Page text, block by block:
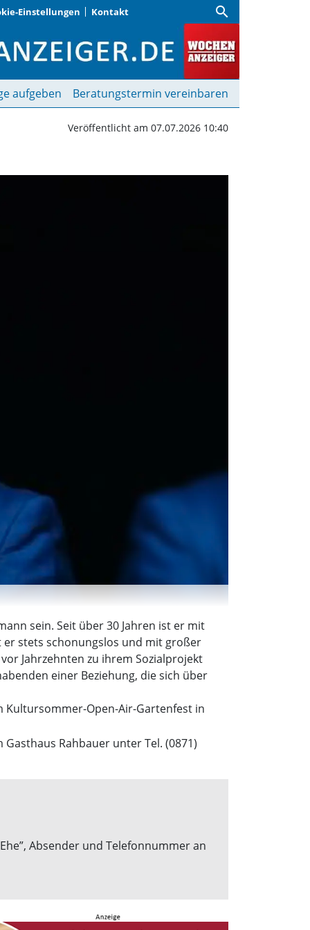
Einstellungen Kontakt search
Freude |
aufgeben Beratungstermin vereinbaren
Veröffentlicht am 07.07.2026 10:40
sein. Seit über 30 Jahren ist er mit
er stets schonungslos und mit großer
Jahrzehnten zu ihrem Sozialprojekt
einer Beziehung, die sich über
Kultursommer-Open-Air-Gartenfest in
Rahbauer unter Tel. (0871)
Absender und Telefonnummer an